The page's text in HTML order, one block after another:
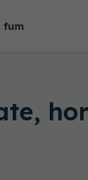
fum